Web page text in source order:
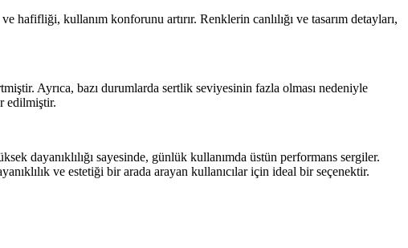
hafifliği, kullanım konforunu artırır. Renklerin canlılığı ve tasarım detayları,
Ayrıca, bazı durumlarda sertlik seviyesinin fazla olması nedeniyle
edilmiştir.
dayanıklılığı sayesinde, günlük kullanımda üstün performans sergiler.
ve estetiği bir arada arayan kullanıcılar için ideal bir seçenektir.